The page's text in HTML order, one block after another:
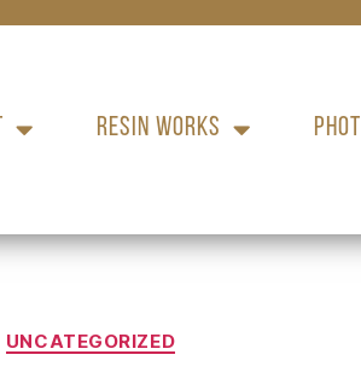
RESIN WORKS
UNCATEGORIZED